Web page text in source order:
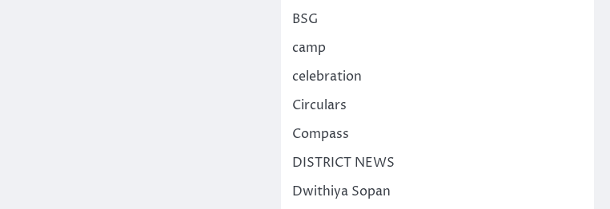
BSG
camp
celebration
Circulars
Compass
DISTRICT NEWS
Dwithiya Sopan